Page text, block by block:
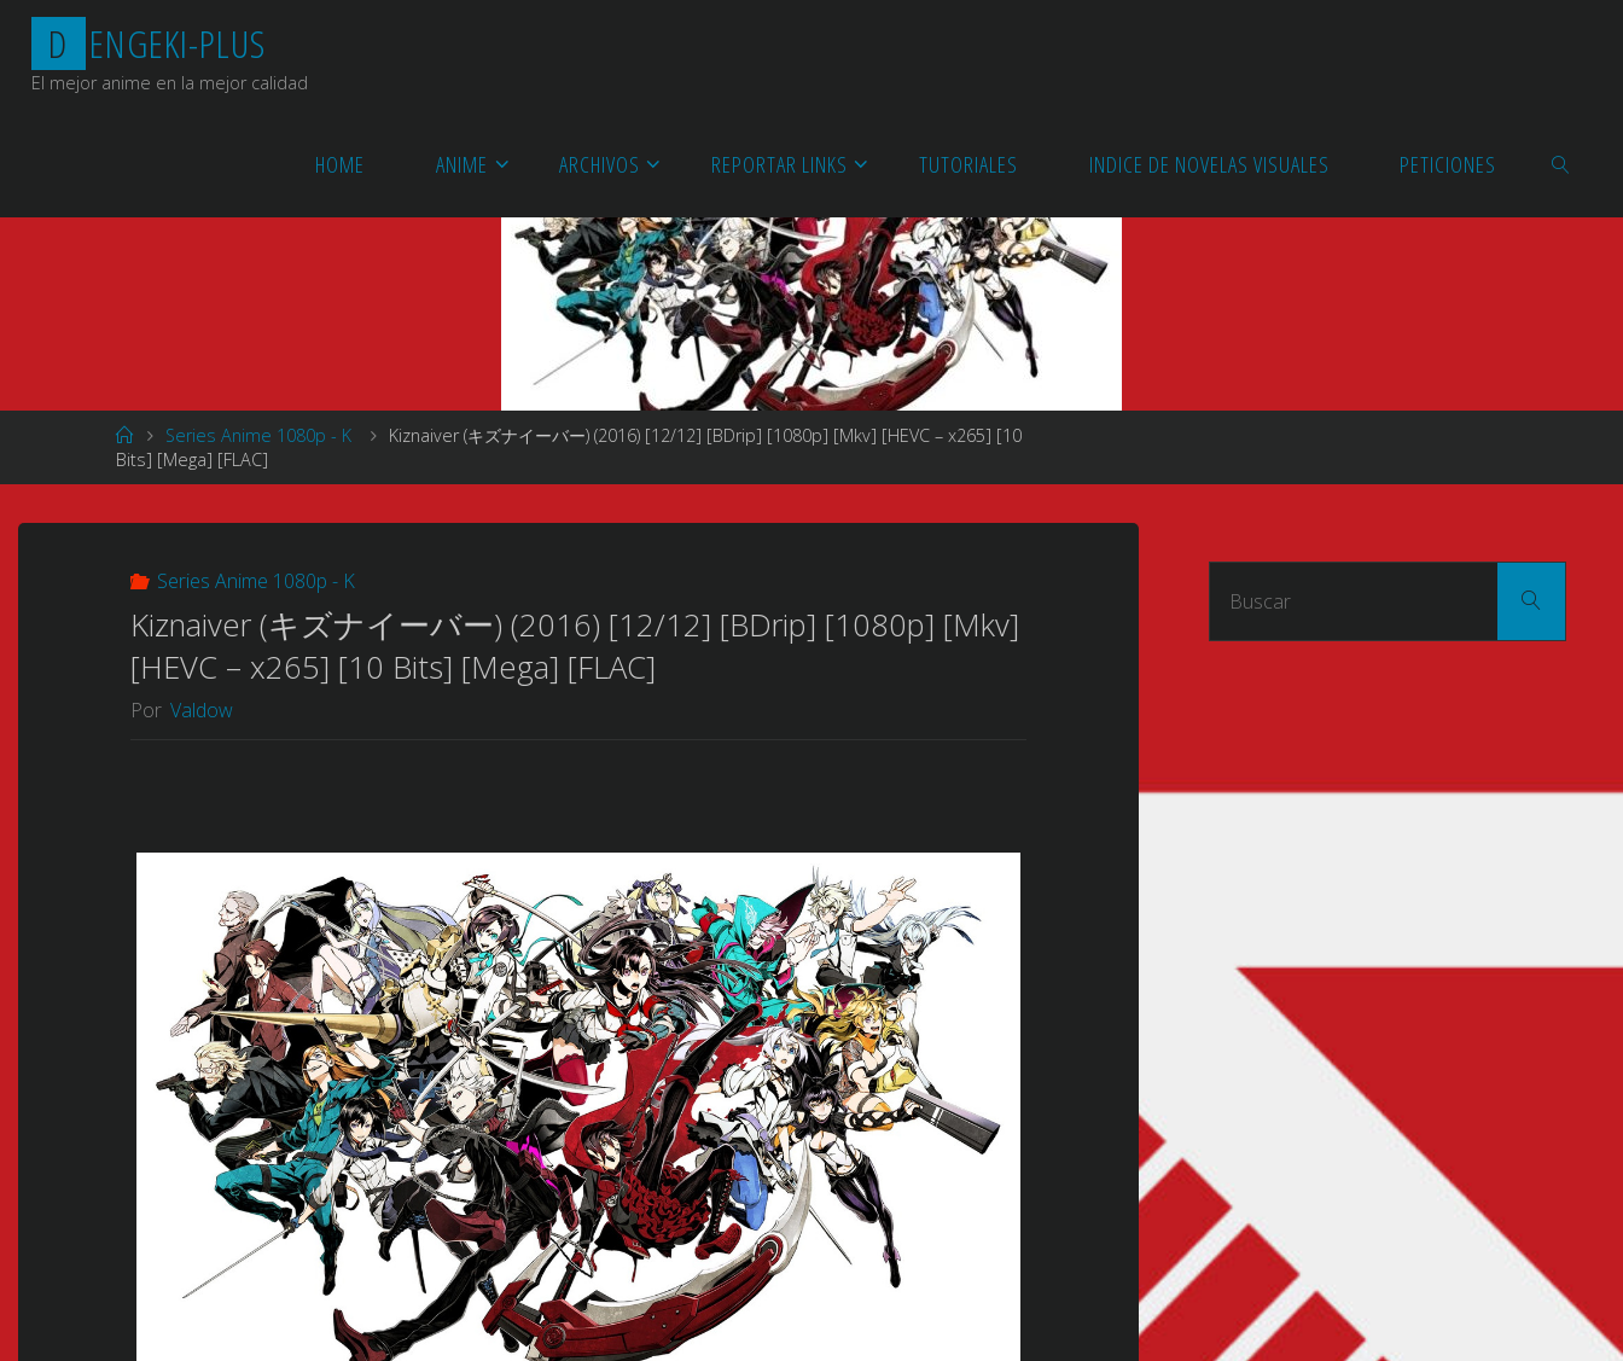
Saltar
contenido
D ENGEKI-PLUS
El mejor anime en la mejor calidad
HOME ANIME ARCHIVOS REPORTAR LINKS TUTORIALES INDICE DE NOVELAS VISUALES PETICIONES
Página
de
Inicio
Series Anime 1080p - K
Kiznaiver (キズナイーバー) (2016) [12/12] [BDrip] [1080p] [Mkv] [HEVC – x265] [10
Bits] [Mega] [FLAC]
Series Anime 1080p - K
Kiznaiver (キズナイーバー) (2016) [12/12] [BDrip] [1080p] [Mkv]
[HEVC – x265] [10 Bits] [Mega] [FLAC]
Por Valdow
Buscar